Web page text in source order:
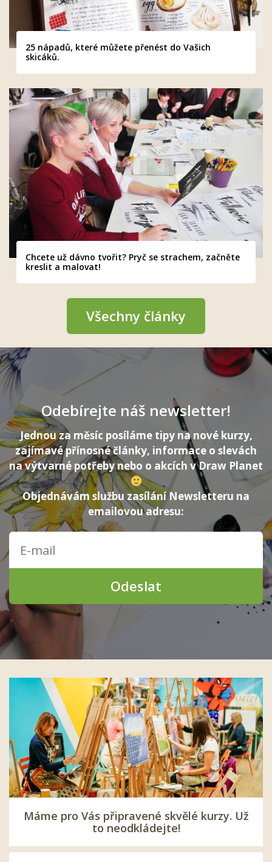
25 nápadů, které můžete přenést do Vašich
skicáků.
Chcete už dávno tvořit? Pryč se strachem, začněte
kreslit a malovat!
Všechny články
Odebírejte náš newsletter!
Jednou za měsíc posíláme tipy na nové kurzy,
zajímavé přínosné články, informace o slevách
na výtvarné potřeby nebo o akcích v Draw Planet
Objednávám službu zasílání Newsletteru na
emailovou adresu:
Odeslat
Máme pro Vás připravené skvělé kurzy. Už
to neodkládejte!